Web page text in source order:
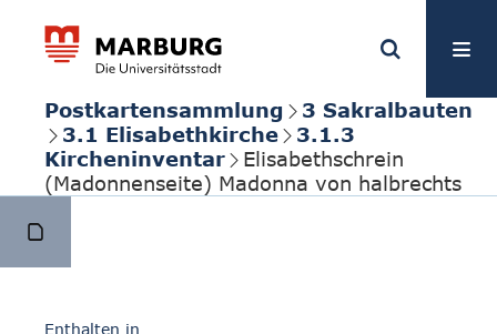
Postkartensammlung
3 Sakralbauten
3.1 Elisabethkirche
3.1.3
Kircheninventar
Elisabethschrein
(Madonnenseite) Madonna von halbrechts
Enthalten in